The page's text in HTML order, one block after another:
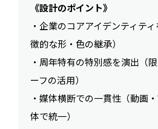
《設計のポイント》
・企業のコアアイデンティテ
徴的な形・色の継承）
・周年特有の特別感を演出（
ーフの活用）
・媒体横断での一貫性（動画
体で統一）